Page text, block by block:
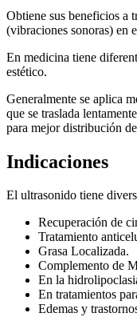
Obtiene sus beneficios a
(vibraciones sonoras) en
En medicina tiene
estético.
Generalmente se aplica
que se traslada
para mejor distribución
Indicaciones
El ultrasonido tiene
Recuperación de
Tratamiento
Grasa Localizada.
Complemento de
En la
En tratamientos
Edemas y